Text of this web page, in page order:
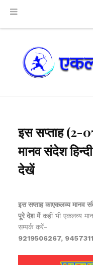
इस सप्ताह (2-
मानव संदेश
देखें
इस सप्ताह काएकलव्य मानव
पूरे देश मेंकहीं भी एकलव्य
सम्पर्क करें-
9219506267,